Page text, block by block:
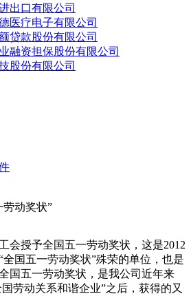
出口有限公司
医疗电子有限公司
贷款股份有限公司
融资担保股份有限公司
股份有限公司
劳动奖状”
会授予全国五一劳动奖状，这是2012
国五一劳动奖状”殊荣的单位，也是
国五一劳动奖状，是我公司近年来
劳动关系和谐企业”之后，获得的又